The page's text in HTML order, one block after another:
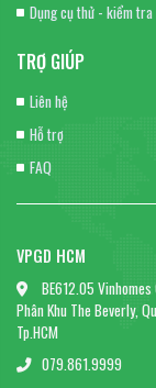
Dụng cụ thử - kiểm tra
TRỢ GIÚP
Liên hệ
Hỗ trợ
FAQ
VPGD HCM
BE612.05
Phân Khu The Beverly,
Tp.HCM
079.861.9999